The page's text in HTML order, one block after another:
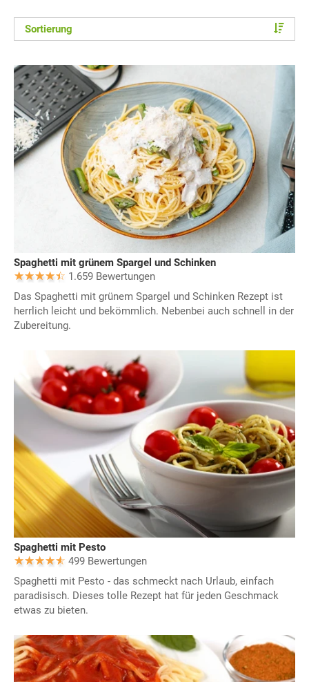
Sortierung
Spaghetti mit grünem Spargel und Schinken
1.659 Bewertungen
Das Spaghetti mit grünem Spargel und Schinken Rezept ist
herrlich leicht und bekömmlich. Nebenbei auch schnell in der
Zubereitung.
Spaghetti mit Pesto
499 Bewertungen
Spaghetti mit Pesto - das schmeckt nach Urlaub, einfach
paradisisch. Dieses tolle Rezept hat für jeden Geschmack
etwas zu bieten.